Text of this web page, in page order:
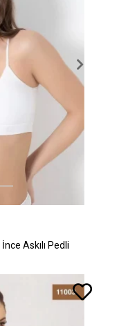
Askılı Pedli